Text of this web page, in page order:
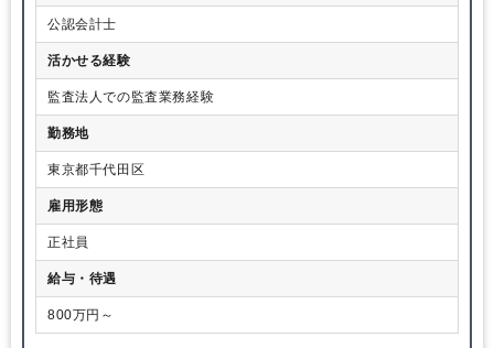
ビジネス開発をサポートしていきます。
公認会計士
活かせる経験
監査法人での監査業務経験
勤務地
東京都千代田区
雇用形態
正社員
給与・待遇
800万円～